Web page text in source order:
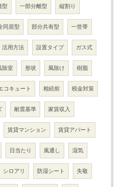
型 一部分離型 縦割り
同居型 部分共有型 一世帯
活用方法 設置タイプ ガス式
除室 形状 風除け 樹脂
コキュート 相続前 税金対策
耐震基準 家賃収入
賃貸マンション 賃貸アパート
日当たり 風通し 湿気
シロアリ 防湿シート 失敬